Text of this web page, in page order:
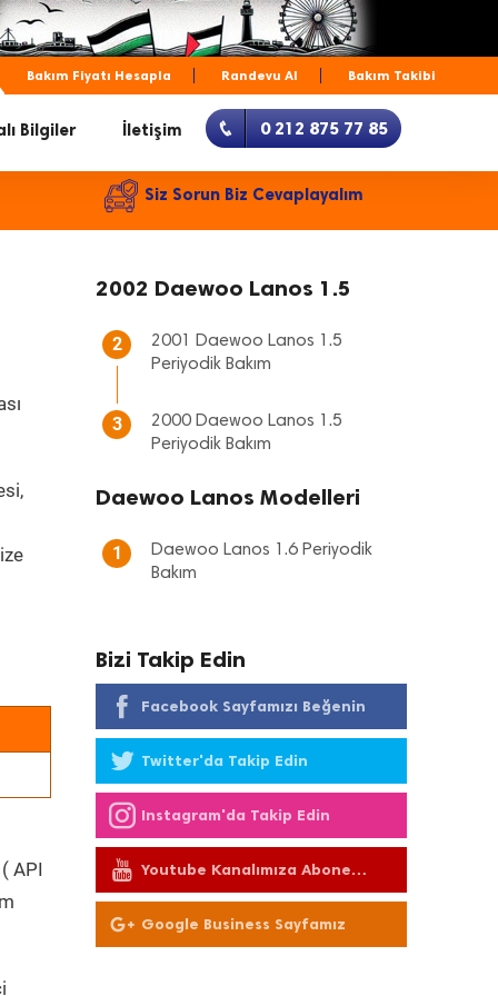
Bakım Fiyatı Hesapla Randevu Al Bakım Takibi
Bilgiler İletişim 0 212 875 77 85
Siz Sorun Biz Cevaplayalım
API
2002 Daewoo Lanos 1.5
2
2001 Daewoo Lanos 1.5
Periyodik Bakım
3
2000 Daewoo Lanos 1.5
Periyodik Bakım
Daewoo Lanos Modelleri
1
Daewoo Lanos 1.6 Periyodik
Bakım
Bizi Takip Edin
Facebook Sayfamızı Beğenin
Twitter'da Takip Edin
Instagram'da Takip Edin
Youtube Kanalımıza Abone
Olun
Google Business Sayfamız